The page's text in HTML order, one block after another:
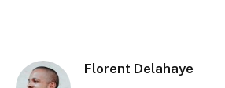
Florent Delahaye